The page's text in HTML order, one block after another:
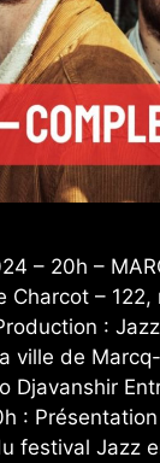
– 20h –
Charcot – 122,
:
ville de
Djavanshir
: Présentation
festival Jazz